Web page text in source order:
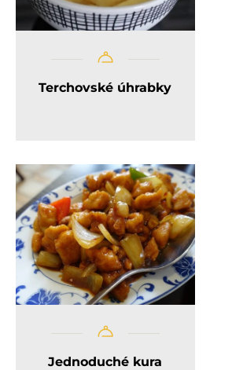
Terchovské úhrabky
Jednoduché kura